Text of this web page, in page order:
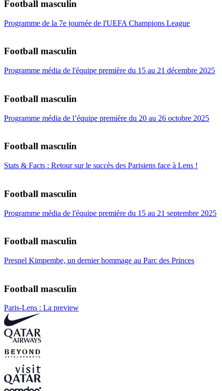
Football masculin
Programme de la 7e journée de l'UEFA Champions League
Football masculin
Programme média de l'équipe première du 15 au 21 décembre 2025
Football masculin
Programme média de l’équipe première du 20 au 26 octobre 2025
Football masculin
Stats & Facts : Retour sur le succès des Parisiens face à Lens !
Football masculin
Programme média de l'équipe première du 15 au 21 septembre 2025
Football masculin
Presnel Kimpembe, un dernier hommage au Parc des Princes
Football masculin
Paris-Lens : La preview